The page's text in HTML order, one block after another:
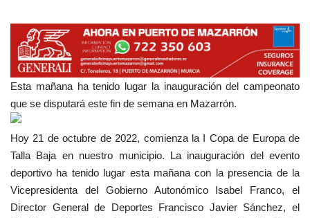
Contacto
Empresas
Esta mañana ha tenido lugar la inauguración del campeonato
que se disputará este fin de semana en Mazarrón.
Hoy 21 de octubre de 2022, comienza la I Copa de Europa de
Talla Baja en nuestro municipio. La inauguración del evento
deportivo ha tenido lugar esta mañana con la presencia de la
Vicepresidenta del Gobierno Autonómico Isabel Franco, el
Director General de Deportes Francisco Javier Sánchez, el